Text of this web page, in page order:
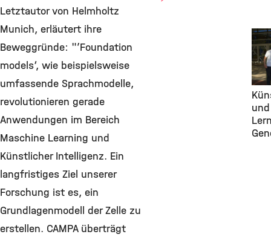
Letztautor von Helmholtz
Munich, erläutert ihre
Beweggründe: "’Foundation
models‘, wie beispielsweise
umfassende Sprachmodelle,
revolutionieren gerade
Anwendungen im Bereich
Maschine Learning und
Künstlicher Intelligenz. Ein
langfristiges Ziel unserer
Forschung ist es, ein
Grundlagenmodell der Zelle zu
erstellen. CAMPA überträgt